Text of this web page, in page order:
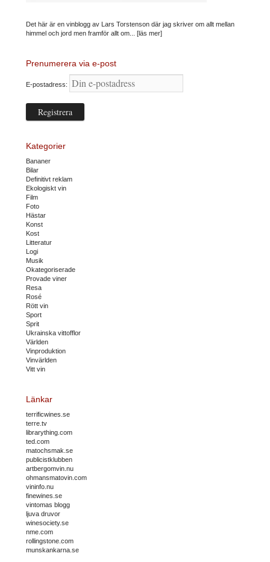
Det här är en vinblogg av Lars Torstenson där jag skriver om allt mellan
himmel och jord men framför allt om... [läs mer]
Prenumerera via e-post
E-postadress:
Kategorier
Bananer
Bilar
Definitivt reklam
Ekologiskt vin
Film
Foto
Hästar
Konst
Kost
Litteratur
Logi
Musik
Okategoriserade
Provade viner
Resa
Rosé
Rött vin
Sport
Sprit
Ukrainska vittofflor
Världen
Vinproduktion
Vinvärlden
Vitt vin
Länkar
terrificwines.se
terre.tv
librarything.com
ted.com
matochsmak.se
publicistklubben
artbergomvin.nu
ohmansmatovin.com
vininfo.nu
finewines.se
vintomas blogg
ljuva druvor
winesociety.se
nme.com
rollingstone.com
munskankarna.se